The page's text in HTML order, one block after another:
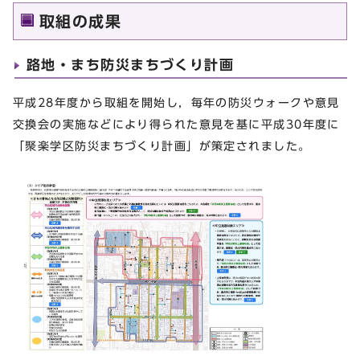
取組の成果
路地・まち防災まちづくり計画
平成28年度から取組を開始し，毎年の防災ウォークや意見
交換会の実施などにより得られた意見を基に平成30年度に
「聚楽学区防災まちづくり計画」が策定されました。